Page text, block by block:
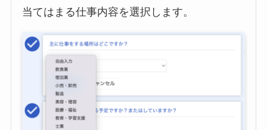
当てはまる仕事内容を選択します。